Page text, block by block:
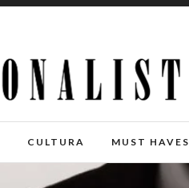
CULTURA MUST HAVES